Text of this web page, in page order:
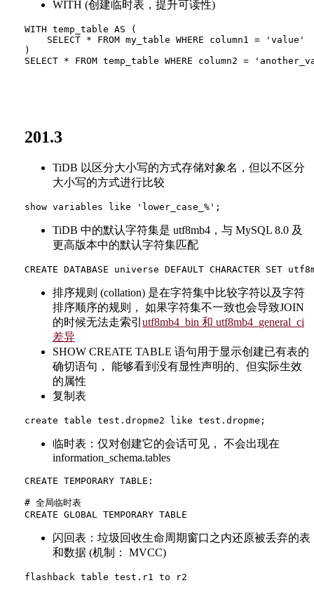
WITH (创建临时表，提升可读性)
WITH temp_table AS (
    SELECT * FROM my_table WHERE column1 = 'value'
)
201.3
TiDB 以区分大小写的方式存储对象名，但以不区分
大小写的方式进行比较
TiDB 中的默认字符集是 utf8mb4，与 MySQL 8.0 及
更高版本中的默认字符集匹配
排序规则 (collation) 是在字符集中比较字符以及字符
排序顺序的规则， 如果字符集不一致也会导致JOIN
的时候无法走索引 utf8mb4_bin 和 utf8mb4_general_ci
差异
SHOW CREATE TABLE 语句用于显示创建已有表的
确切语句， 能够看到没有显性声明的、但实际生效
的属性
复制表
临时表：仅对创建它的会话可见， 不会出现在
information_schema.tables
CREATE TEMPORARY TABLE:
# 全局临时表
闪回表：垃圾回收生命周期窗口之内还原被丢弃的表
和数据 (机制： MVCC)